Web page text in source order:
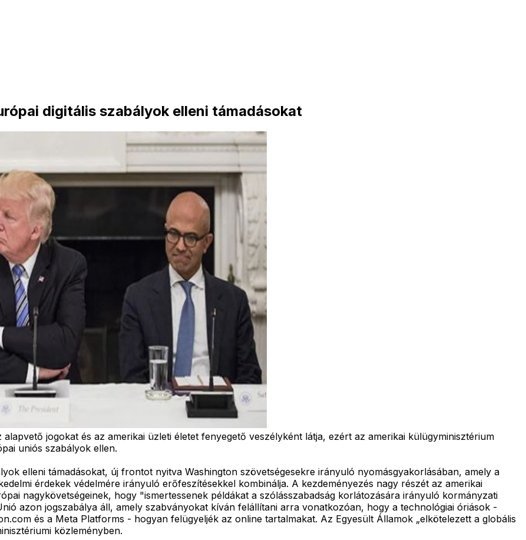
digitális szabályok elleni támadásokat
jogokat és az amerikai üzleti életet fenyegető veszélyként látja, ezért az amerikai külügyminisztérium
uniós szabályok ellen.
elleni támadásokat, új frontot nyitva Washington szövetségesekre irányuló nyomásgyakorlásában, amely a
érdekek védelmére irányuló erőfeszítésekkel kombinálja. A kezdeményezés nagy részét az amerikai
nagykövetségeinek, hogy "ismertessenek példákat a szólásszabadság korlátozására irányuló kormányzati
azon jogszabálya áll, amely szabványokat kíván felállítani arra vonatkozóan, hogy a technológiai óriások -
és a Meta Platforms - hogyan felügyeljék az online tartalmakat. Az Egyesült Államok „elkötelezett a globális
közleményben.